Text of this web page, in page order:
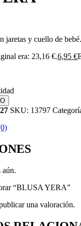
jaretas y cuello de bebé.
era: 23,16 €.6,95 €
SKU: 13797
aún.
“BLUSA YERA”
una valoración.